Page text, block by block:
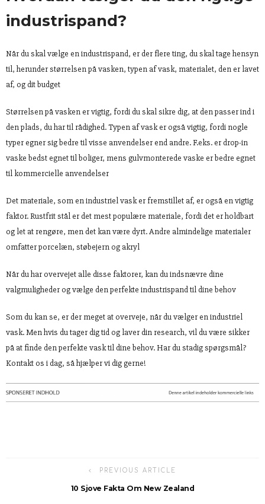
industrispand?
Når du skal vælge en industrispand, er der flere ting, du skal tage hensyn
til, herunder størrelsen på vasken, typen af vask, materialet, den er lavet
af, og dit budget
Størrelsen på vasken er vigtig, fordi du skal sikre dig, at den passer ind i
den plads, du har til rådighed. Typen af vask er også vigtig, fordi nogle
typer egner sig bedre til visse anvendelser end andre. F.eks. er drop-in
vaske bedst egnet til boliger, mens gulvmonterede vaske er bedre egnet
til kommercielle anvendelser
Det materiale, som en industriel vask er fremstillet af, er også en vigtig
faktor. Rustfrit stål er det mest populære materiale, fordi det er holdbart
og let at rengøre, men det kan være dyrt. Andre almindelige materialer
omfatter porcelæn, støbejern og akryl
Når du har overvejet alle disse faktorer, kan du indsnævre dine
valgmuligheder og vælge den perfekte industrispand til dine behov
Som du kan se, er der meget at overveje, når du vælger en industriel
vask. Men hvis du tager dig tid og laver din research, vil du være sikker
på at finde den perfekte vask til dine behov. Har du stadig spørgsmål?
Kontakt os i dag, så hjælper vi dig gerne!
PREVIOUS ARTICLE
10 Sjove Fakta Om New Zealand